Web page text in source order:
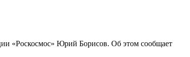
«Роскосмос» Юрий Борисов. Об этом сообщает